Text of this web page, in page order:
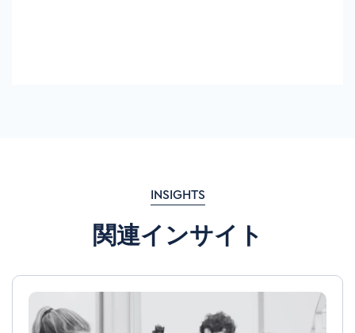
INSIGHTS
関連インサイト